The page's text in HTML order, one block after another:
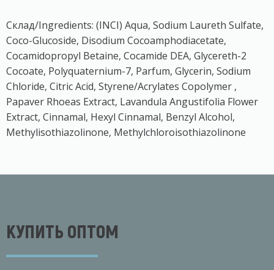
Склад/Ingredients: (INCI) Aqua, Sodium Laureth Sulfate,
Coco-Glucoside, Disodium Cocoamphodiacetate,
Cocamidopropyl Betaine, Cocamide DEA, Glycereth-2
Cocoate, Polyquaternium-7, Parfum, Glycerin, Sodium
Chloride, Citric Acid, Styrene/Acrylates Copolymer ,
Papaver Rhoeas Extract, Lavandula Angustifolia Flower
Extract, Cinnamal, Hexyl Cinnamal, Benzyl Alcohol,
Methylisothiazolinone, Methylchloroisothiazolinone
КУПИТЬ ОПТОМ